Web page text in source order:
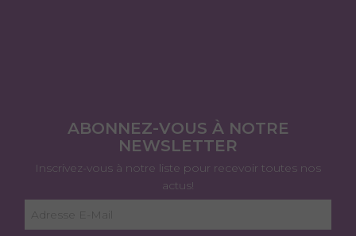
ABONNEZ-VOUS À NOTRE
NEWSLETTER
Inscrivez-vous à notre liste pour recevoir toutes nos
actus!